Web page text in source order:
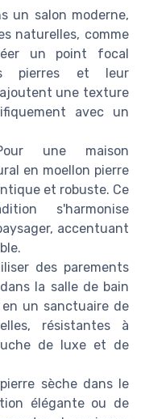
un salon moderne,
naturelles, comme
un point focal
pierres et leur
une texture
avec un
une maison
en moellon pierre
et robuste. Ce
s'harmonise
accentuant
des parements
la salle de bain
un sanctuaire de
résistantes à
de luxe et de
sèche dans le
élégante ou de